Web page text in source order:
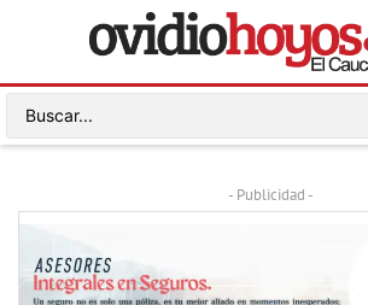
- Publicidad -